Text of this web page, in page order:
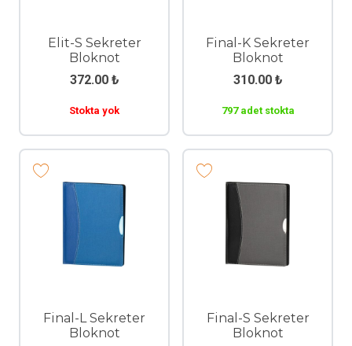
Elit-S Sekreter
Bloknot
372.00 ₺
Stokta yok
Final-K Sekreter
Bloknot
310.00 ₺
797 adet stokta
Final-L Sekreter
Bloknot
Final-S Sekreter
Bloknot